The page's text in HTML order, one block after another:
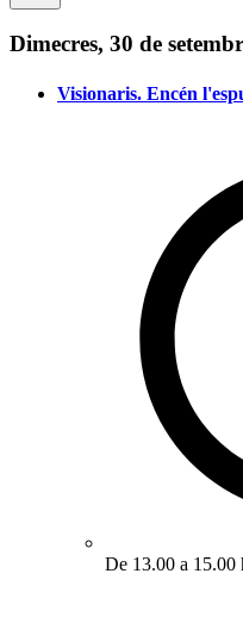
Dimecres, 30 de
Visionaris. Encén
De 13.00 a 15.00